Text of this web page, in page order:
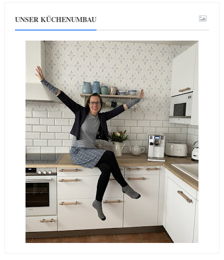
UNSER KÜCHENUMBAU